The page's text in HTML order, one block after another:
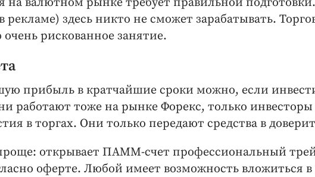
рекламе) здесь никто не сможет зарабатывать.
рискованное занятие.
прибыль в кратчайшие сроки можно, если
работают тоже на рынке Форекс, только инвесторы
в торгах. Они только передают средства в
открывает ПАММ-счет профессиональный
оферте. Любой имеет возможность вложиться в